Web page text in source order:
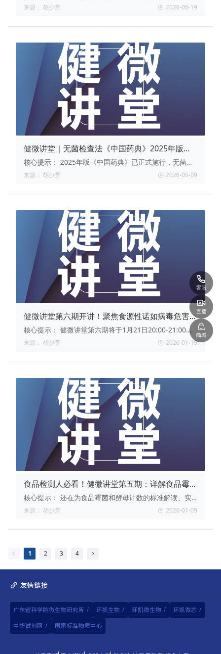
微生物研究所联合广东省瓶装饮用水行业协会共同主办，
假单胞菌、溴酸盐防控等行业痛点，名额有限，速来抢
来源： 胡少芳 2026-05-19
健微讲堂｜无菌检查法《中国药典》2025年版解
读及质量控制
核心提示： 2025年版《中国药典》已正式施行，无菌检
查法迎来重大更新！如何精准解读新规条款、规避检验合
版标准、培养基质控、菌种管理及OOS调查等核心要点，
来源： 胡少芳 2026-05-09
健微讲堂第六期开讲！聚焦食源性诺如病毒危害现
状与标准实施🥼
核心提示： 健微讲堂第六期将于1月21日20:00-21:00线
上开讲，特邀高珺珊博士解析我国食源性诺如病毒危害现
标准技术等核心内容，转发直播链接可参与抽奖赢取实用
来源： 胡少芳 2026-01-19
食品检测人必看！健微讲堂第五期：详解食品霉菌
和酵母计数标准
核心提示： 还在为食品霉菌和酵母计数的标准解读、实
操问题发愁？健微讲堂第五期重磅来袭！广微测带你吃透
来源： 胡少芳 2026-01-09
1 2 3 4
友情链接
广东省科学院微生物研究所 / 环凯生物 / 环凯微生物 / 环凯微芯 /
中华试剂网 / 国家标准物质中心